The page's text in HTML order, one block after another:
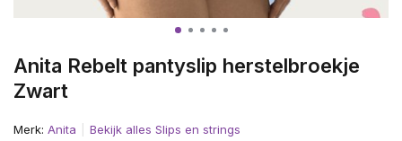
Anita Rebelt pantyslip herstelbroekje
Zwart
Merk: Anita Bekijk alles Slips en strings